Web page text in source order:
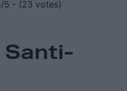
5 - (23 votes)
Santi-